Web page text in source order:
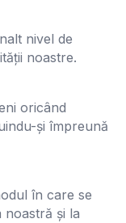
nivel de
noastre.
oricând
și împreună
în care se
și la